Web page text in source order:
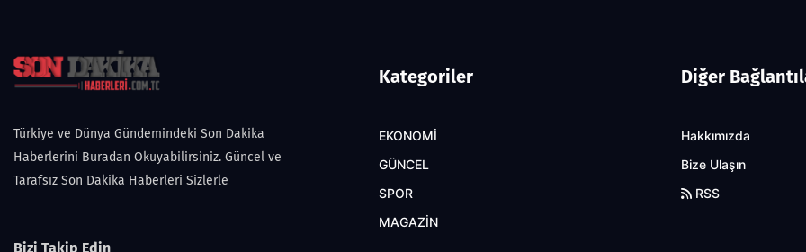
Türkiye ve Dünya Gündemindeki Son Dakika
Haberlerini Buradan Okuyabilirsiniz. Güncel ve
Tarafsız Son Dakika Haberleri Sizlerle
Bizi Takip Edin
Kategoriler
EKONOMİ
GÜNCEL
SPOR
MAGAZİN
Diğer
Hakkımızda
Bize Ulaşın
RSS